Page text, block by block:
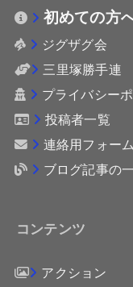
初めての方
ジグザグ会
三里塚勝手連
プライバシー
投稿者一覧
連絡用フォーム
ブログ記事の
コンテンツ
アクション